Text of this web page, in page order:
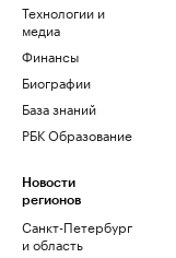
Технологии и
медиа
Финансы
Биографии
База знаний
РБК Образование
Новости
регионов
Санкт-Петербург
и область